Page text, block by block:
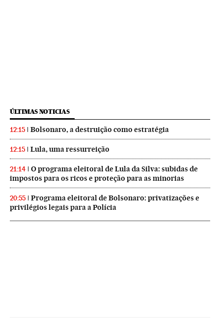
ÚLTIMAS NOTICIAS
12:15 Bolsonaro, a destruição como estratégia
12:15 Lula, uma ressurreição
21:14
O programa eleitoral de Lula da Silva: subidas de
impostos para os ricos e proteção para as minorias
20:55
Programa eleitoral de Bolsonaro: privatizações e
privilégios legais para a Polícia